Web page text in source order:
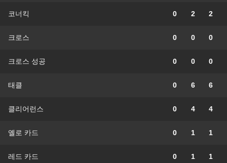
코너킥 0 2 2
크로스 0 0 0
크로스 성공 0 0 0
태클 0 6 6
클리어런스 0 4 4
옐로 카드 0 1 1
레드 카드 0 1 1